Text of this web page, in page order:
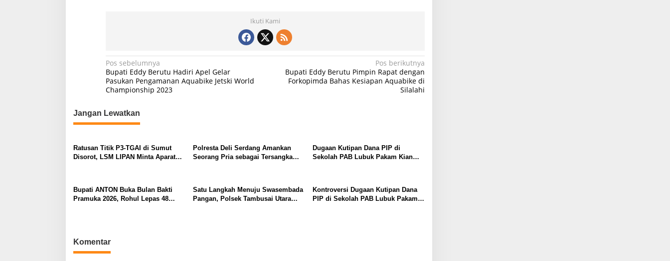
Ikuti Kami
N
a
v
i
g
s
i
o
s
Pos sebelumnya
Bupati Eddy Berutu Hadiri Apel Gelar
Pasukan Pengamanan Aquabike Jetski World
Championship 2023
Pos berikutnya
Bupati Eddy Berutu Pimpin Rapat dengan
Forkopimda Bahas Kesiapan Aquabike di
Silalahi
Jangan Lewatkan
Ratusan Titik P3-TGAI di Sumut
Disorot, LSM LIPAN Minta Aparat
Polresta Deli Serdang Amankan
Seorang Pria sebagai Tersangka
Dugaan Kutipan Dana PIP di
Sekolah PAB Lubuk Pakam Kian
Bupati ANTON Buka Bulan Bakti
Pramuka 2026, Rohul Lepas 48
Satu Langkah Menuju Swasembada
Pangan, Polsek Tambusai Utara
Kontroversi Dugaan Kutipan Dana
PIP di Sekolah PAB Lubuk Pakam,
Komentar